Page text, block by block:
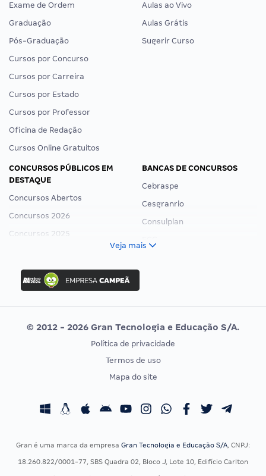
Exame de Ordem
Graduação
Pós-Graduação
Cursos por Concurso
Cursos por Carreira
Cursos por Estado
Cursos por Professor
Oficina de Redação
Cursos Online Gratuitos
Aulas ao Vivo
Aulas Grátis
Sugerir Curso
CONCURSOS PÚBLICOS EM
DESTAQUE
Concursos Abertos
Concursos 2026
Concursos 2025
Concurso Ibama
Concurso MPU
Editais publicados
BANCAS DE CONCURSOS
Cebraspe
Cesgranrio
Consulplan
Vunesp
CONCURSOS POR PROFISSÃO
Concursos Fiscais
EXAME DE ORDEM
Calendário OAB
Veja mais
© 2012 - 2026 Gran Tecnologia e Educação S/A.
Política de privacidade
Termos de uso
Mapa do site
Gran é uma marca da empresa Gran Tecnologia e Educação S/A, CNPJ:
18.260.822/0001-77, SBS Quadra 02, Bloco J, Lote 10, Edifício Carlton